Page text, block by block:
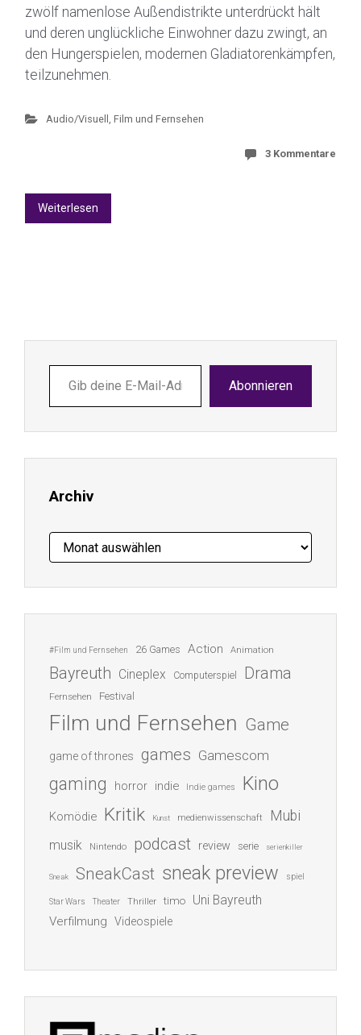
zwölf namenlose Außendistrikte unterdrückt hält
und deren unglückliche Einwohner dazu zwingt, an
den Hungerspielen, modernen Gladiatorenkämpfen,
teilzunehmen.
Audio/Visuell Film und Fernsehen
3 Kommentare
Weiterlesen
deine
E-
ein ...
Abonnieren
Archiv
Archiv
#Film und Fernsehen 26 Games Action Animation
Bayreuth Cineplex Computerspiel Drama
Fernsehen Festival
Film und Fernsehen Game
game of thrones games Gamescom
gaming horror indie Indie games Kino
Komödie Kritik Kunst medienwissenschaft Mubi
musik Nintendo podcast review serie serienkiller
Sneak SneakCast sneak preview spiel
Star Wars Theater Thriller timo Uni Bayreuth
Verfilmung Videospiele